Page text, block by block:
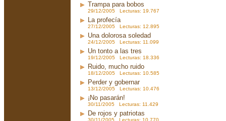
Trampa para bobos
29/12/2005 Lecturas: 19.767
La profecía
27/12/2005 Lecturas: 12.895
Una dolorosa soledad
24/12/2005 Lecturas: 11.099
Un tonto a las tres
19/12/2005 Lecturas: 18.336
Ruido, mucho ruido
18/12/2005 Lecturas: 10.585
Perder y gobernar
13/12/2005 Lecturas: 10.476
¡No pasarán!
30/11/2005 Lecturas: 11.429
De rojos y patriotas
30/11/2005 Lecturas: 10.770